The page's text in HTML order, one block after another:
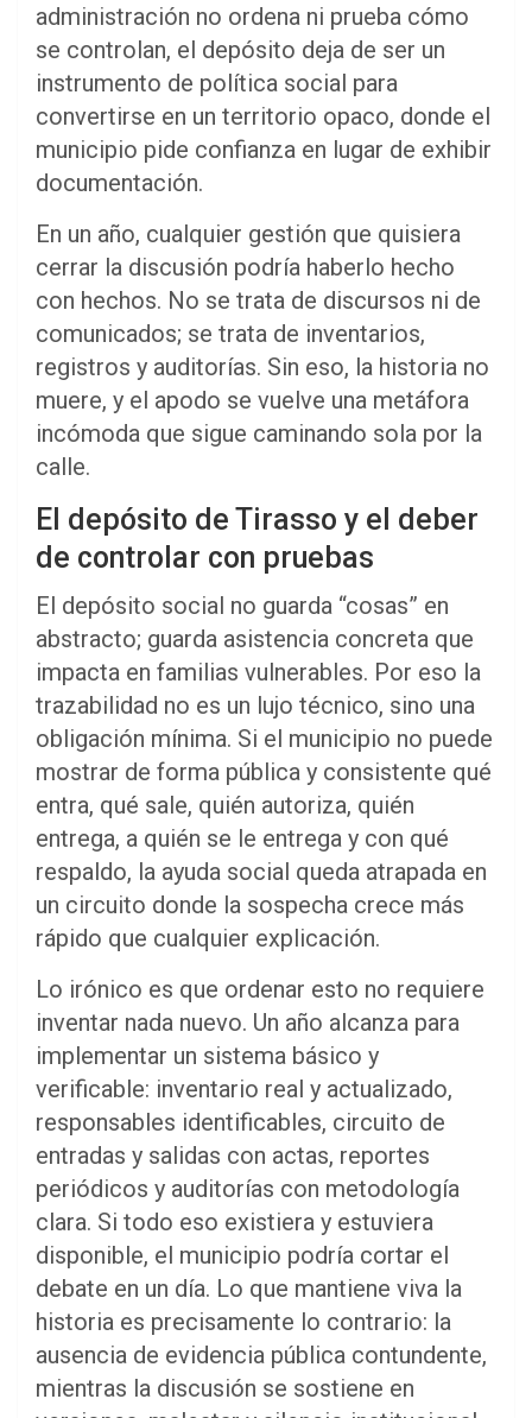
administración no ordena ni prueba cómo
se controlan, el depósito deja de ser un
instrumento de política social para
convertirse en un territorio opaco, donde el
municipio pide confianza en lugar de exhibir
documentación.
En un año, cualquier gestión que quisiera
cerrar la discusión podría haberlo hecho
con hechos. No se trata de discursos ni de
comunicados; se trata de inventarios,
registros y auditorías. Sin eso, la historia no
muere, y el apodo se vuelve una metáfora
incómoda que sigue caminando sola por la
calle.
El depósito de Tirasso y el deber
de controlar con pruebas
El depósito social no guarda “cosas” en
abstracto; guarda asistencia concreta que
impacta en familias vulnerables. Por eso la
trazabilidad no es un lujo técnico, sino una
obligación mínima. Si el municipio no puede
mostrar de forma pública y consistente qué
entra, qué sale, quién autoriza, quién
entrega, a quién se le entrega y con qué
respaldo, la ayuda social queda atrapada en
un circuito donde la sospecha crece más
rápido que cualquier explicación.
Lo irónico es que ordenar esto no requiere
inventar nada nuevo. Un año alcanza para
implementar un sistema básico y
verificable: inventario real y actualizado,
responsables identificables, circuito de
entradas y salidas con actas, reportes
periódicos y auditorías con metodología
clara. Si todo eso existiera y estuviera
disponible, el municipio podría cortar el
debate en un día. Lo que mantiene viva la
historia es precisamente lo contrario: la
ausencia de evidencia pública contundente,
mientras la discusión se sostiene en